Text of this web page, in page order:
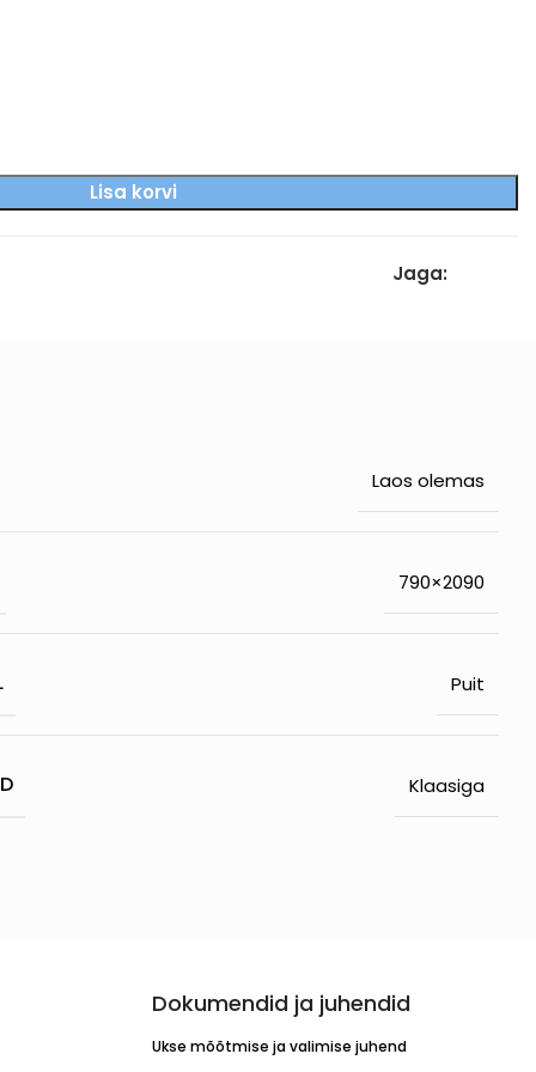
Lisa korvi
Jaga:
Laos olemas
790×2090
Puit
Klaasiga
Dokumendid ja juhendid
Ukse mõõtmise ja valimise juhend